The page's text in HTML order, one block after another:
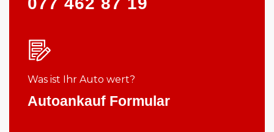
Was ist Ihr Auto wert?
Autoankauf Formular